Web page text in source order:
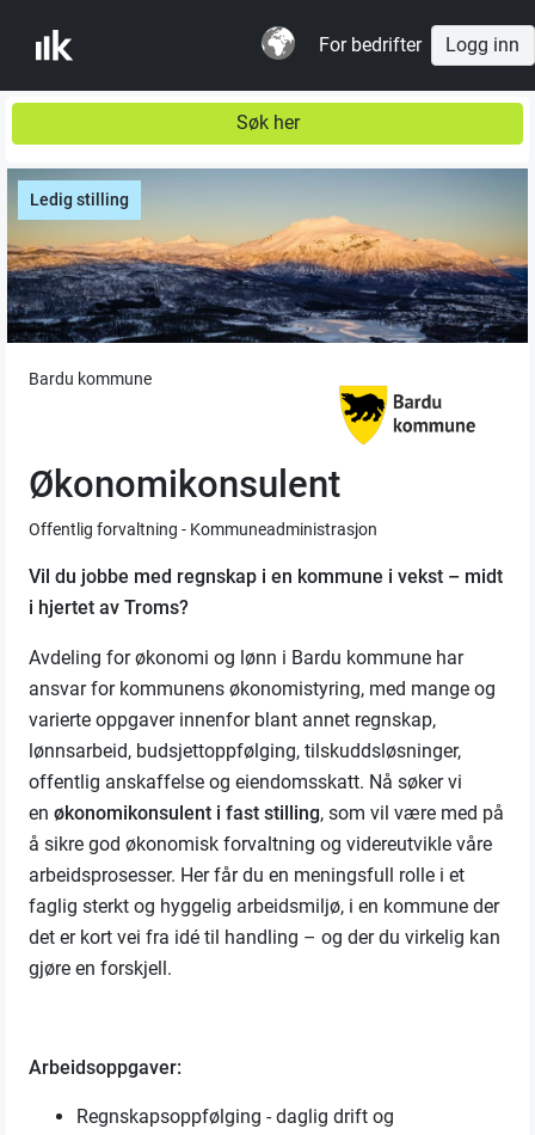
For bedrifter Logg inn
Søk her
Ledig stilling
Bardu kommune
Økonomikonsulent
Offentlig forvaltning - Kommuneadministrasjon
Vil du jobbe med regnskap i en kommune i vekst – midt
i hjertet av Troms?
Avdeling for økonomi og lønn i Bardu kommune har
ansvar for kommunens økonomistyring, med mange og
varierte oppgaver innenfor blant annet regnskap,
lønnsarbeid, budsjettoppfølging, tilskuddsløsninger,
offentlig anskaffelse og eiendomsskatt. Nå søker vi
enøkonomikonsulent i fast stilling, som vil være med på
å sikre god økonomisk forvaltning og videreutvikle våre
arbeidsprosesser. Her får du en meningsfull rolle i et
faglig sterkt og hyggelig arbeidsmiljø, i en kommune der
det er kort vei fra idé til handling – og der du virkelig kan
gjøre en forskjell.
Arbeidsoppgaver:
Regnskapsoppfølging - daglig drift og